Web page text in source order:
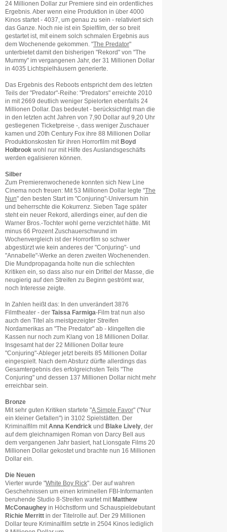
24 Millionen Dollar zur Premiere sind ein ordentliches
Ergebnis. Aber wenn eine Produktion in über 4000
Kinos startet - 4037, um genau zu sein - relativiert sich
das Ganze. Noch nie ist ein Spielfilm, der so breit
gestartet ist, mit einem solch schmalen Ergebnis aus
dem Wochenende gekommen. "The Predator"
unterbietet damit den bisherigen "Rekord" von "The
Mummy" im vergangenen Jahr, der 31 Millionen Dollar
in 4035 Lichtspielhäusern generierte.
Das Ergebnis des Reboots entspricht dem des letzten
Teils der "Predator"-Reihe: "Predators" erreichte 2010
in mit 2669 deutlich weniger Spielorten ebenfalls 24
Millionen Dollar. Das bedeutet - berücksichtigt man die
in den letzten acht Jahren von 7,90 Dollar auf 9,20 Uhr
gestiegenen Ticketpreise -, dass weniger Zuschauer
kamen und 20th Century Fox ihre 88 Millionen Dollar
Produktionskosten für ihren Horrorfilm mit Boyd
Holbrook wohl nur mit Hilfe des Auslandsgeschäfts
werden egalisieren können.
Silber
Zum Premierenwochenede konnten sich New Line
Cinema noch freuen: Mit 53 Millionen Dollar legte "The
Nun" den besten Start im "Conjuring"-Universum hin
und beherrschte die Kokurrenz. Sieben Tage später
steht ein neuer Rekord, allerdings einer, auf den die
Warner Bros.-Tochter wohl gerne verzichtet hätte. Mit
minus 66 Prozent Zuschauerschwund im
Wochenvergleich ist der Horrorfilm so schwer
abgestürzt wie kein anderes der "Conjuring"- und
"Annabelle"-Werke an deren zweiten Wochenenden.
Die Mundpropaganda holte nun die schlechten
Kritiken ein, so dass also nur ein Drittel der Masse, die
neugierig auf den Streifen zu Beginn geströmt war,
noch Interesse zeigte.
In Zahlen heißt das: In den unverändert 3876
Filmtheater - der Taissa Farmiga-Film trat nun also
auch den Titel als meistgezeigter Streifen
Nordamerikas an "The Predator" ab - klingelten die
Kassen nur noch zum Klang von 18 Millionen Dollar.
Insgesamt hat der 22 Millionen Dollar teure
"Conjuring"-Ableger jetzt bereits 85 Millionen Dollar
eingespielt. Nach dem Absturz dürfte allerdings das
Gesamtergebnis des erfolgreichsten Teils "The
Conjuring" und dessen 137 Millionen Dollar nicht mehr
erreichbar sein.
Bronze
Mit sehr guten Kritiken startete "A Simple Favor" ("Nur
ein kleiner Gefallen") in 3102 Spielstätten. Der
Kriminalfilm mit Anna Kendrick und Blake Lively , der
auf dem gleichnamigen Roman von Darcy Bell aus
dem vergangenen Jahr basiert, hat Lionsgate Films 20
Millionen Dollar gekostet und brachte nun 16 Millionen
Dollar ein.
Die Neuen
Vierter wurde "White Boy Rick". Der auf wahren
Geschehnissen um einen kriminellen FBI-Informanten
beruhende Studio 8-Streifen wartet mit Matthew
McConaughey in Höchstform und Schauspieldebutant
Richie Merritt in der Titelrolle auf. Der 29 Millionen
Dollar teure Kriminalfilm setzte in 2504 Kinos lediglich